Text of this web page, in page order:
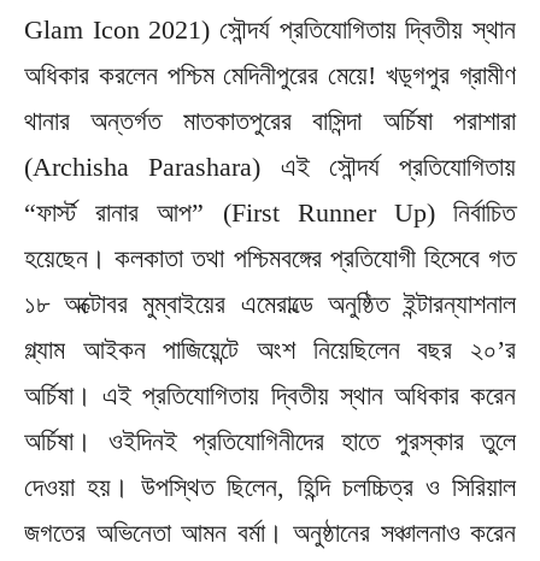
Glam Icon 2021) সৌন্দর্য প্রতিযোগিতায় দ্বিতীয় স্থান
অধিকার করলেন পশ্চিম মেদিনীপুরের মেয়ে! খড়্গপুর গ্রামীণ
থানার অন্তর্গত মাতকাতপুরের বাসিন্দা অর্চিষা পরাশারা
(Archisha Parashara) এই সৌন্দর্য প্রতিযোগিতায়
“ফার্স্ট রানার আপ” (First Runner Up) নির্বাচিত
হয়েছেন। কলকাতা তথা পশ্চিমবঙ্গের প্রতিযোগী হিসেবে গত
১৮ অক্টোবর মুম্বাইয়ের এমেরাল্ডে অনুষ্ঠিত ইন্টারন্যাশনাল
গ্ল্যাম আইকন পাজিয়েন্টে অংশ নিয়েছিলেন বছর ২০’র
অর্চিষা। এই প্রতিযোগিতায় দ্বিতীয় স্থান অধিকার করেন
অর্চিষা। ওইদিনই প্রতিযোগিনীদের হাতে পুরস্কার তুলে
দেওয়া হয়। উপস্থিত ছিলেন, হিন্দি চলচ্চিত্র ও সিরিয়াল
জগতের অভিনেতা আমন বর্মা। অনুষ্ঠানের সঞ্চালনাও করেন